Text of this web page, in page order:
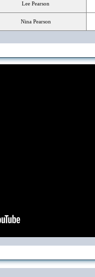
Lee Pearson
Nina Pearson